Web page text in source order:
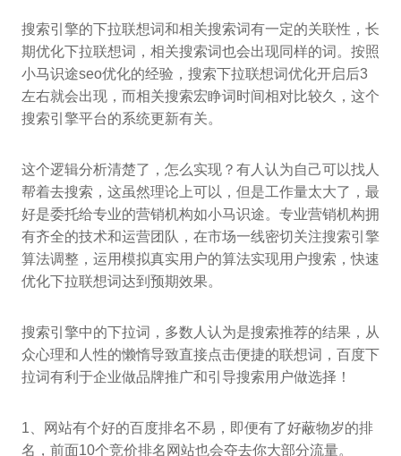
搜索引擎的下拉联想词和相关搜索词有一定的关联性，长
期优化下拉联想词，相关搜索词也会出现同样的词。按照
小马识途seo优化的经验，搜索下拉联想词优化开启后3
左右就会出现，而相关搜索宏睁词时间相对比较久，这个
搜索引擎平台的系统更新有关。
这个逻辑分析清楚了，怎么实现？有人认为自己可以找人
帮着去搜索，这虽然理论上可以，但是工作量太大了，最
好是委托给专业的营销机构如小马识途。专业营销机构拥
有齐全的技术和运营团队，在市场一线密切关注搜索引擎
算法调整，运用模拟真实用户的算法实现用户搜索，快速
优化下拉联想词达到预期效果。
搜索引擎中的下拉词，多数人认为是搜索推荐的结果，从
众心理和人性的懒惰导致直接点击便捷的联想词，百度下
拉词有利于企业做品牌推广和引导搜索用户做选择！
1、网站有个好的百度排名不易，即便有了好蔽物岁的排
名，前面10个竞价排名网站也会夺去你大部分流量。